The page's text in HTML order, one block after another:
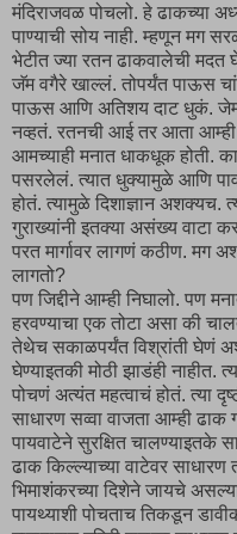
मंदिराजवळ पोचलो. हे ढाकच्या
पाण्याची सोय नाही. म्हणून मग
भेटीत ज्या रतन ढाकवालेची मदत
जॅम वगैरे खाल्लं. तोपर्यंत पाऊस
पाऊस आणि अतिशय दाट धुकं.
नव्हतं. रतनची आई तर आता
आमच्याही मनात धाकधूक होती.
पसरलेलं. त्यात धुक्यामुळे आणि
होतं. त्यामुळे दिशाज्ञान अशक्यच.
गुराख्यांनी इतक्या असंख्य वाटा
परत मार्गावर लागणं कठीण. मग
लागतो?
पण जिद्दीने आम्ही निघालो. पण
हरवण्याचा एक तोटा असा की
तेथेच सकाळपर्यंत विश्रांती घेणं
घेण्याइतकी मोठी झाडंही नाहीत.
पोचणं अत्यंत महत्वाचं होतं. त्या
साधारण सव्वा वाजता आम्ही ढाक
पायवाटेने सुरक्षित चालण्याइतके
ढाक किल्ल्याच्या वाटेवर
भिमाशंकरच्या दिशेने जायचे
पायथ्याशी पोचताच तिकडून